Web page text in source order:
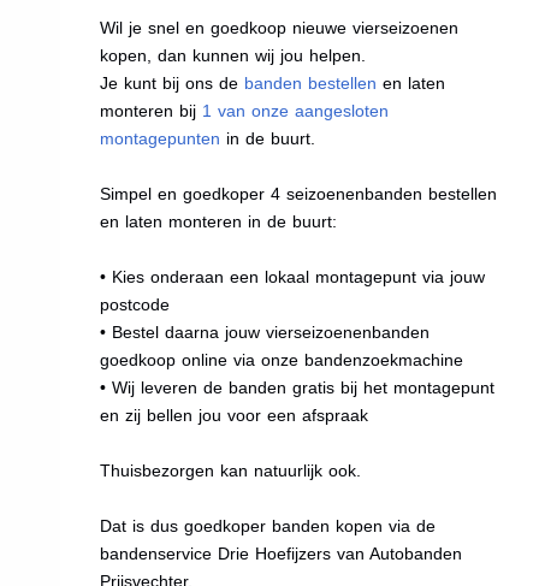
Wil je snel en goedkoop nieuwe vierseizoenen
kopen, dan kunnen wij jou helpen.
Je kunt bij ons de banden bestellen en laten
monteren bij 1 van onze aangesloten
montagepunten in de buurt.
Simpel en goedkoper 4 seizoenenbanden bestellen
en laten monteren in de buurt:
• Kies onderaan een lokaal montagepunt via jouw
postcode
• Bestel daarna jouw vierseizoenenbanden
goedkoop online via onze bandenzoekmachine
• Wij leveren de banden gratis bij het montagepunt
en zij bellen jou voor een afspraak
Thuisbezorgen kan natuurlijk ook.
Dat is dus goedkoper banden kopen via de
bandenservice Drie Hoefijzers van Autobanden
Prijsvechter.